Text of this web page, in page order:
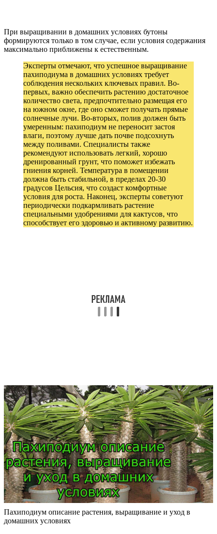
При выращивании в домашних условиях бутоны
формируются только в том случае, если условия содержания
максимально приближены к естественным.
Эксперты отмечают, что успешное выращивание
пахиподиума в домашних условиях требует
соблюдения нескольких ключевых правил. Во-
первых, важно обеспечить растению достаточное
количество света, предпочтительно размещая его
на южном окне, где оно сможет получать прямые
солнечные лучи. Во-вторых, полив должен быть
умеренным: пахиподиум не переносит застоя
влаги, поэтому лучше дать почве подсохнуть
между поливами. Специалисты также
рекомендуют использовать легкий, хорошо
дренированный грунт, что поможет избежать
гниения корней. Температура в помещении
должна быть стабильной, в пределах 20-30
градусов Цельсия, что создаст комфортные
условия для роста. Наконец, эксперты советуют
периодически подкармливать растение
специальными удобрениями для кактусов, что
способствует его здоровью и активному развитию.
Пахиподиум описание растения, выращивание и уход в
домашних условиях